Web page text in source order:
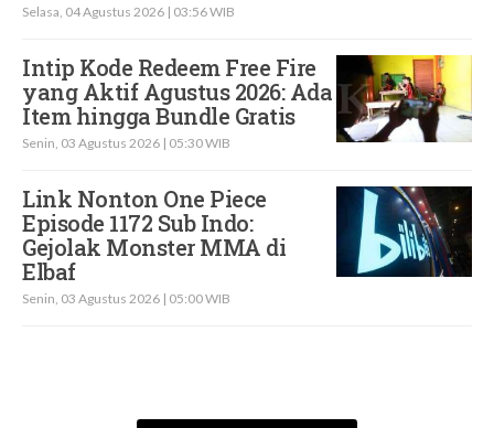
Selasa, 04 Agustus 2026 | 03:56 WIB
Intip Kode Redeem Free Fire
yang Aktif Agustus 2026: Ada
Item hingga Bundle Gratis
Senin, 03 Agustus 2026 | 05:30 WIB
Link Nonton One Piece
Episode 1172 Sub Indo:
Gejolak Monster MMA di
Elbaf
Senin, 03 Agustus 2026 | 05:00 WIB